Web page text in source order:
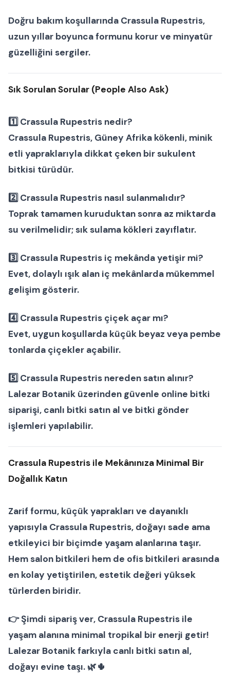
Doğru bakım koşullarında Crassula Rupestris,
uzun yıllar boyunca formunu korur ve minyatür
güzelliğini sergiler.
Sık Sorulan Sorular (People Also Ask)
1️⃣ Crassula Rupestris nedir?
Crassula Rupestris, Güney Afrika kökenli, minik
etli yapraklarıyla dikkat çeken birsukulent
bitkisi türüdür.
2️⃣ Crassula Rupestris nasıl sulanmalıdır?
Toprak tamamen kuruduktan sonra az miktarda
su verilmelidir; sık sulama kökleri zayıflatır.
3️⃣ Crassula Rupestris iç mekânda yetişir mi?
Evet, dolaylı ışık alan iç mekânlarda mükemmel
gelişim gösterir.
4️⃣ Crassula Rupestris çiçek açar mı?
Evet, uygun koşullarda küçük beyaz veya pembe
tonlarda çiçekler açabilir.
5️⃣ Crassula Rupestris nereden satın alınır?
Lalezar Botanik üzerinden güvenle online bitki
siparişi, canlı bitki satın al ve bitki gönder
işlemleri yapılabilir.
Crassula Rupestris ile Mekânınıza Minimal Bir
Doğallık Katın
Zarif formu, küçük yaprakları ve dayanıklı
yapısıyla Crassula Rupestris, doğayı sade ama
etkileyici bir biçimde yaşam alanlarına taşır.
Hemsalon bitkileri hem de ofis bitkileri arasında
en kolay yetiştirilen, estetik değeri yüksek
türlerden biridir.
👉Şimdi sipariş ver, Crassula Rupestris ile
yaşam alanına minimal tropikal bir enerji getir!
Lalezar Botanik farkıyla canlı bitki satın al,
doğayı evine taşı. 🌿🌵